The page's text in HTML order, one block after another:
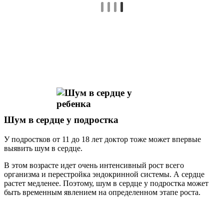
Шум в сердце у подростка
У подростков от 11 до 18 лет доктор тоже может впервые
выявить шум в сердце.
В этом возрасте идет очень интенсивный рост всего
организма и перестройка эндокринной системы. А сердце
растет медленее. Поэтому, шум в сердце у подростка может
быть временным явлением на определенном этапе роста.